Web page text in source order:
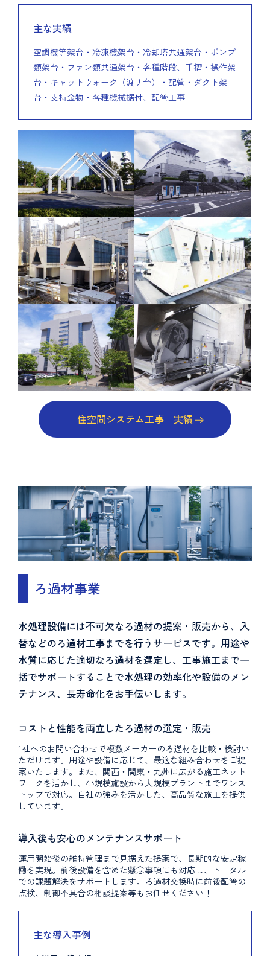
主な実績
空調機等架台・冷凍機架台・冷却塔共通架台・ポンプ
類架台・ファン類共通架台・各種階段、手摺・操作架
台・キャットウォーク（渡リ台）・配管・ダクト架
台・支持金物・各種機械据付、配管工事
住空間システム工事 実績
ろ過材事業
水処理設備には不可欠なろ過材の提案・販売から、入
替などのろ過材工事までを行うサービスです。用途や
水質に応じた適切なろ過材を選定し、工事施工まで一
括でサポートすることで水処理の効率化や設備のメン
テナンス、長寿命化をお手伝いします。
コストと性能を両立したろ過材の選定・販売
1社へのお問い合わせで複数メーカーのろ過材を比較・検討い
ただけます。用途や設備に応じて、最適な組み合わせをご提
案いたします。また、関西・関東・九州に広がる施工ネット
ワークを活かし、小規模施設から大規模プラントまでワンス
トップで対応。自社の強みを活かした、高品質な施工を提供
しています。
導入後も安心のメンテナンスサポート
運用開始後の維持管理まで見据えた提案で、長期的な安定稼
働を実現。前後設備を含めた懸念事項にも対応し、トータル
での課題解決をサポートします。ろ過材交換時に前後配管の
点検、制御不具合の相談提案等もお任せください！
主な導入事例